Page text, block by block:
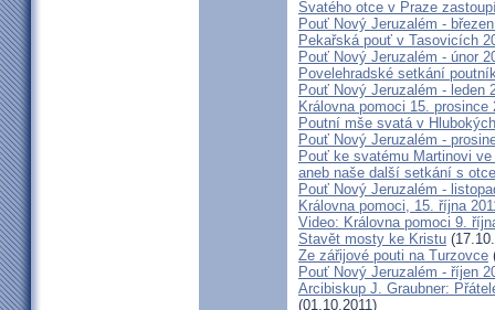
Svatého otce v Praze
Pouť Nový Jeruzalém -
Pekařská pouť v Tasovicích
Pouť Nový Jeruzalém - únor
Povelehradské setkání
Pouť Nový Jeruzalém - leden
Královna pomoci 15. prosince
Poutní mše svatá v
Pouť Nový Jeruzalém -
Pouť ke svatému Martinovi
aneb naše další setkání s
Pouť Nový Jeruzalém -
Královna pomoci, 15. října
Video: Královna pomoci 9.
Stavět mosty ke Kristu
Ze zářijové pouti na Turzovce
Pouť Nový Jeruzalém - říjen
Arcibiskup J. Graubner:
(01.10.2011)